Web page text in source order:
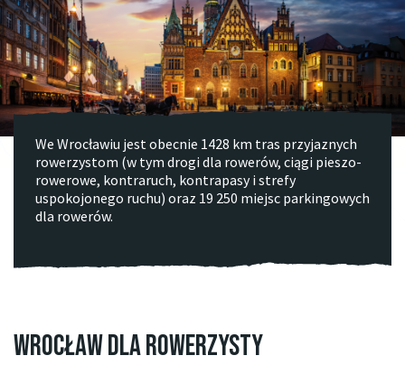
We Wrocławiu jest obecnie 1428 km tras przyjaznych
rowerzystom (w tym drogi dla rowerów, ciągi pieszo-
rowerowe, kontraruch, kontrapasy i strefy
uspokojonego ruchu) oraz 19 250 miejsc parkingowych
dla rowerów.
Wrocław dla rowerzysty